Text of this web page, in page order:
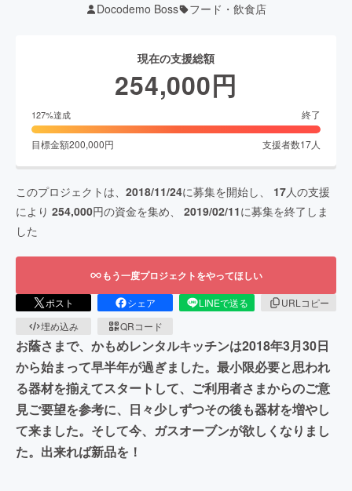
Docodemo Boss フード・飲食店
現在の支援総額
254,000円
127%達成 終了
目標金額200,000円 支援者数17人
このプロジェクトは、 2018/11/24に募集を開始し、 17人の支援
により 254,000円の資金を集め、 2019/02/11に募集を終了しま
した
もう一度プロジェクトをやってほしい
ポスト シェア LINEで送る
URLコピー
埋め込み
QRコード
お蔭さまで、かもめレンタルキッチンは2018年3月30日
から始まって早半年が過ぎました。最小限必要と思われ
る器材を揃えてスタートして、ご利用者さまからのご意
見ご要望を参考に、日々少しずつその後も器材を増やし
て来ました。そして今、ガスオーブンが欲しくなりまし
た。出来れば新品を！